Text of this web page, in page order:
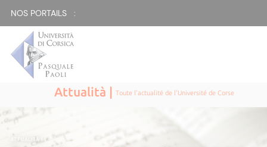
NOS PORTAILS :
Attualità |Toute l'actualité de l'Université de Corse
ATTUALITÀ|